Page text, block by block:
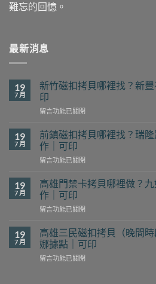
難忘的回憶。
最新消息
19
7 月
新竹磁扣拷貝哪裡找？新
印
在
竹
磁
扣
拷
哪
裡
找？
新
花
予
坊
留言功能已關閉
19
7 月
前鎮磁扣拷貝哪裡找？瑞
作｜可印
在
鎮
磁
扣
拷
哪
裡
找？
瑞
留言功能已關閉
19
7 月
高雄門禁卡拷貝哪裡做？
作｜可印
在
雄
門
禁
卡
留言功能已關閉
19
7 月
高雄三民磁扣拷貝（晚間
娜據點｜可印
在
留言功能已關閉